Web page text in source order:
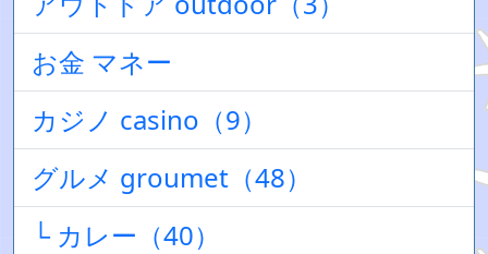
お金 マネー
カジノ casino（9）
グルメ groumet（48）
└ カレー（40）